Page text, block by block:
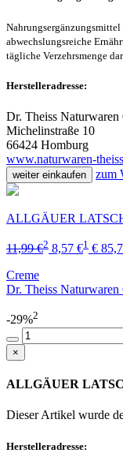
abwechslungsreiche
tägliche Verzehrsmenge
Herstelleradresse:
Dr. Theiss Naturwaren
Michelinstraße 10
66424 Homburg
www.naturwaren-
weiter einkaufen zum
ALLGÄUER
11,99 €2 8,57 €1 €
Creme
Dr. Theiss Naturwaren
-29%2
×
ALLGÄUER
Dieser Artikel wurde
Herstelleradresse: